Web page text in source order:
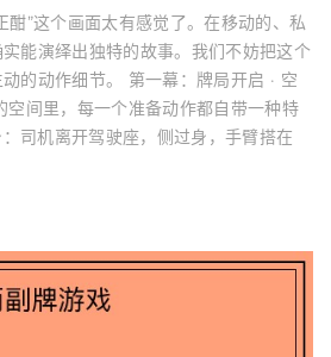
酣”这个画面太有感觉了。在移动的、私
能演绎出独特的故事。我们不妨把这个
的动作细节。 第一幕：牌局开启 · 空
空间里，每一个准备动作都自带一种特
司机离开驾驶座，侧过身，手臂搭在